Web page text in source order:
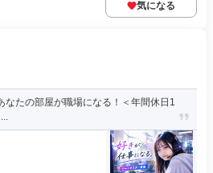
気になる
なたの部屋が職場になる！＜年間休日1